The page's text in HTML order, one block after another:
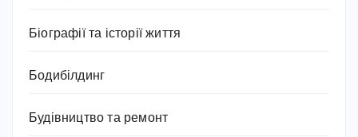
Біографії та історії життя
Бодибілдинг
Будівництво та ремонт